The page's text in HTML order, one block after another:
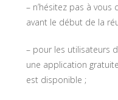
– n’hésitez pas à
avant le début de la
– pour les utilisateurs
une application
est disponible ;